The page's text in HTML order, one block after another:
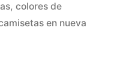
, colores de
en nueva